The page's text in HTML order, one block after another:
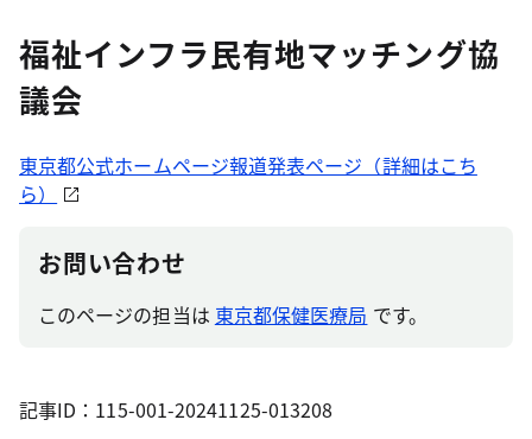
福祉インフラ民有地マッチング協
議会
東京都公式ホームページ報道発表ページ（詳細はこち
ら）
お問い合わせ
このページの担当は 東京都保健医療局 です。
記事ID：115-001-20241125-013208